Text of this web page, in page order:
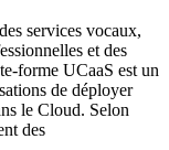
services vocaux,
et des
forme UCaaS est un
de déployer
le Cloud. Selon
des